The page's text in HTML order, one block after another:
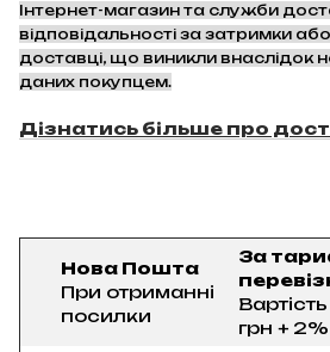
Інтернет-магазин та служби
відповідальності за затримки
доставці, що виникли внаслідок
даних покупцем.
Дізнатись більше про
Нова Пошта
При отриманні
посилки
За
грн +